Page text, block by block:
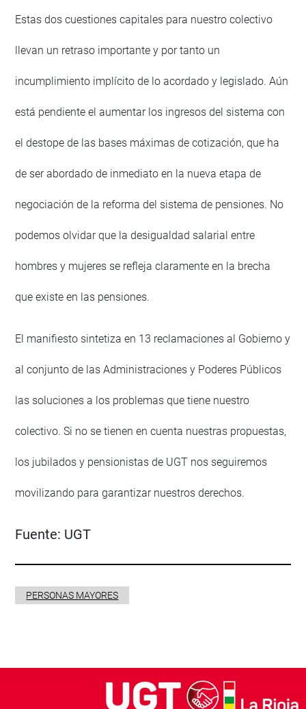
Estas dos cuestiones capitales para nuestro colectivo
llevan un retraso importante y por tanto un
incumplimiento implícito de lo acordado y legislado. Aún
está pendiente el aumentar los ingresos del sistema con
el destope de las bases máximas de cotización, que ha
de ser abordado de inmediato en la nueva etapa de
negociación de la reforma del sistema de pensiones. No
podemos olvidar que la desigualdad salarial entre
hombres y mujeres se refleja claramente en la brecha
que existe en las pensiones.
El manifiesto sintetiza en 13 reclamaciones al Gobierno y
al conjunto de las Administraciones y Poderes Públicos
las soluciones a los problemas que tiene nuestro
colectivo. Si no se tienen en cuenta nuestras propuestas,
los jubilados y pensionistas de UGT nos seguiremos
movilizando para garantizar nuestros derechos.
Fuente: UGT
PERSONAS MAYORES